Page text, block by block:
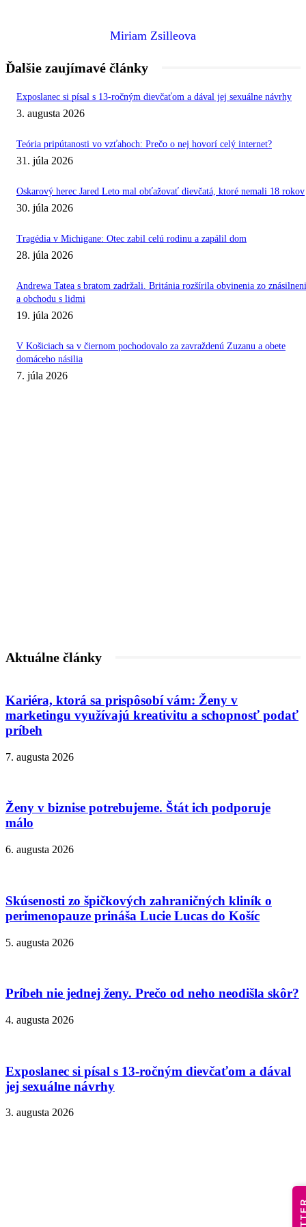
Miriam Zsilleova
Ďalšie zaujímavé články
Exposlanec si písal s 13-ročným dievčaťom a dával jej sexuálne návrhy
3. augusta 2026
Teória pripútanosti vo vzťahoch: Prečo o nej hovorí celý internet?
31. júla 2026
Oskarový herec Jared Leto mal obťažovať dievčatá, ktoré nemali 18 rokov
30. júla 2026
Tragédia v Michigane: Otec zabil celú rodinu a zapálil dom
28. júla 2026
Andrewa Tatea s bratom zadržali. Británia rozšírila obvinenia zo
a obchodu s lidmi
19. júla 2026
V Košiciach sa v čiernom pochodovalo za zavraždenú Zuzanu a obete
domáceho násilia
7. júla 2026
Aktuálne články
Kariéra, ktorá sa prispôsobí vám: Ženy v
marketingu využívajú kreativitu a schopnosť podať
príbeh
7. augusta 2026
Ženy v biznise potrebujeme. Štát ich podporuje
málo
6. augusta 2026
Skúsenosti zo špičkových zahraničných kliník o
perimenopauze prináša Lucie Lucas do Košíc
5. augusta 2026
Príbeh nie jednej ženy. Prečo od neho neodišla skôr?
4. augusta 2026
Exposlanec si písal s 13-ročným dievčaťom a dával
jej sexuálne návrhy
3. augusta 2026